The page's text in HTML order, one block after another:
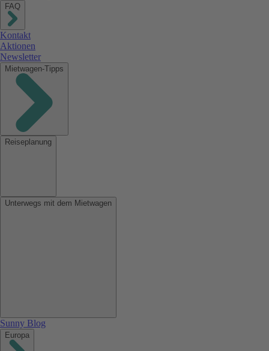
FAQ
Kontakt
Aktionen
Newsletter
Mietwagen-Tipps
Reiseplanung
Unterwegs mit dem Mietwagen
Sunny Blog
Europa